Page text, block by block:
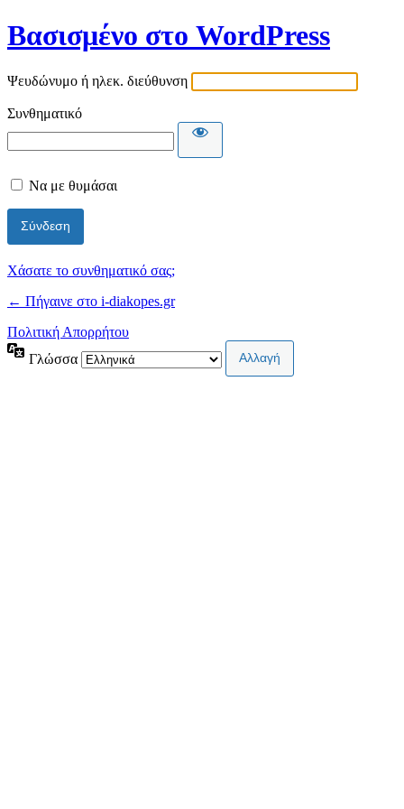
Βασισμένο στο WordPress
Ψευδώνυμο ή ηλεκ. διεύθυνση
Συνθηματικό
Να με θυμάσαι
Χάσατε το συνθηματικό σας;
← Πήγαινε στο i-diakopes.gr
Πολιτική Απορρήτου
Γλώσσα